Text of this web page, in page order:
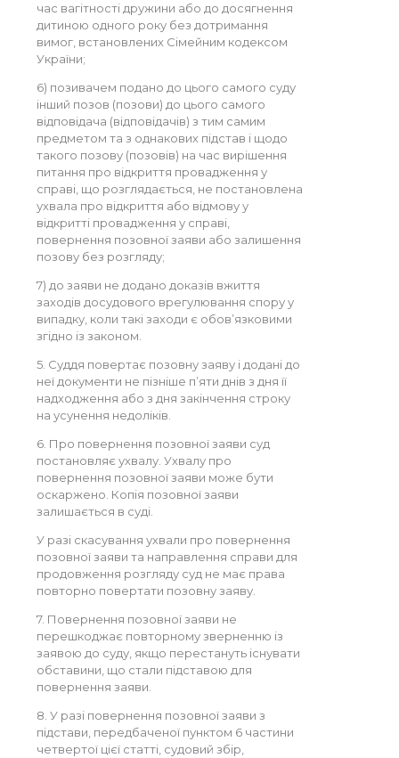
час вагітності дружини або до досягнення
дитиною одного року без дотримання
вимог, встановлених Сімейним кодексом
України;
6) позивачем подано до цього самого суду
інший позов (позови) до цього самого
відповідача (відповідачів) з тим самим
предметом та з однакових підстав і щодо
такого позову (позовів) на час вирішення
питання про відкриття провадження у
справі, що розглядається, не постановлена
ухвала про відкриття або відмову у
відкритті провадження у справі,
повернення позовної заяви або залишення
позову без розгляду;
7) до заяви не додано доказів вжиття
заходів досудового врегулювання спору у
випадку, коли такі заходи є обов’язковими
згідно із законом.
5. Суддя повертає позовну заяву і додані до
неї документи не пізніше п’яти днів з дня її
надходження або з дня закінчення строку
на усунення недоліків.
6. Про повернення позовної заяви суд
постановляє ухвалу. Ухвалу про
повернення позовної заяви може бути
оскаржено. Копія позовної заяви
залишається в суді.
У разі скасування ухвали про повернення
позовної заяви та направлення справи для
продовження розгляду суд не має права
повторно повертати позовну заяву.
7. Повернення позовної заяви не
перешкоджає повторному зверненню із
заявою до суду, якщо перестануть існувати
обставини, що стали підставою для
повернення заяви.
8. У разі повернення позовної заяви з
підстави, передбаченої пунктом 6 частини
четвертої цієї статті, судовий збір,